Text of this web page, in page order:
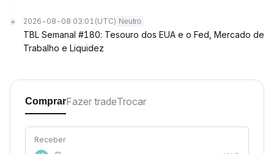
2026-08-08 03:01 (UTC) Neutro
TBL Semanal #180: Tesouro dos EUA e o Fed, Mercado de
Trabalho e Liquidez
ComprarFazer tradeTrocar
Receber